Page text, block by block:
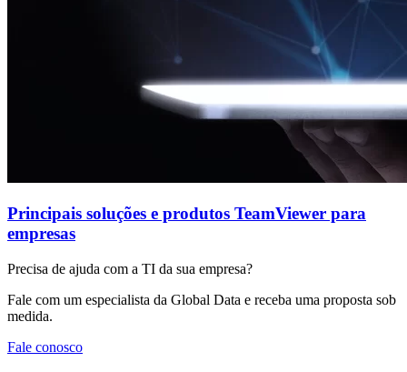
Principais soluções e produtos TeamViewer para
empresas
Precisa de ajuda com a TI da sua empresa?
Fale com um especialista da Global Data e receba uma proposta sob
medida.
Fale conosco